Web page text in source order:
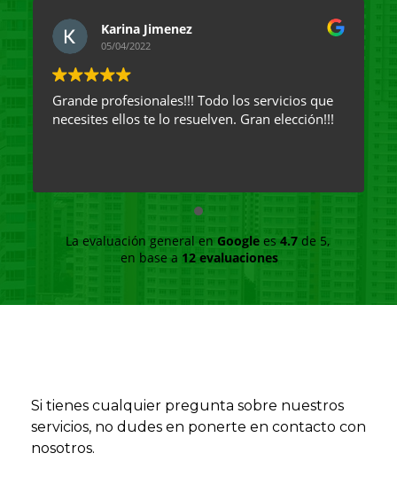
Karina Jimenez
05/04/2022
Grande profesionales!!! Todo los servicios que
necesites ellos te lo resuelven. Gran elección!!!
La evaluación general en Google es 4.7 de 5,
en base a 12 evaluaciones
Si tienes cualquier pregunta sobre nuestros
servicios, no dudes en ponerte en contacto con
nosotros.